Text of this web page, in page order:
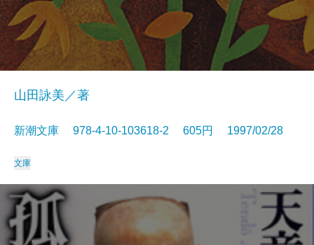
山田詠美／著
新潮文庫 978-4-10-103618-2 605円 1997/02/28
文庫